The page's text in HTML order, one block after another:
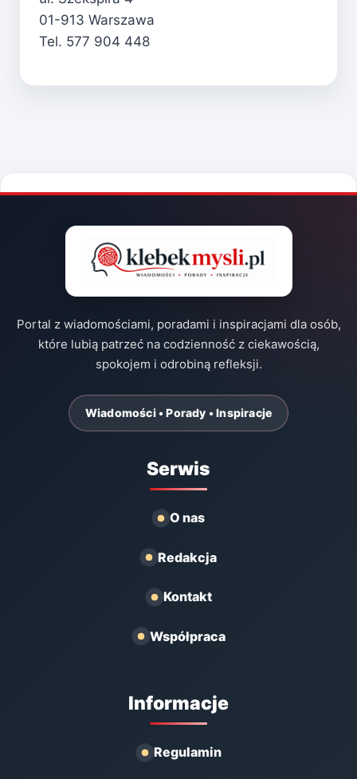
01-913 Warszawa
Tel. 577 904 448
Portal z wiadomościami, poradami i inspiracjami dla osób,
które lubią patrzeć na codzienność z ciekawością,
spokojem i odrobiną refleksji.
Wiadomości • Porady • Inspiracje
Serwis
O nas
Redakcja
Kontakt
Współpraca
Informacje
Regulamin